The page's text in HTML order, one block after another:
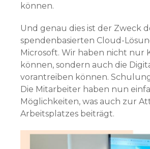
können.
Und genau dies ist der Zweck
spendenbasierten Cloud-
Microsoft. Wir haben nicht nur
können, sondern auch die
vorantreiben können.
Die Mitarbeiter haben nun
Möglichkeiten, was auch zur
Arbeitsplatzes beiträgt.